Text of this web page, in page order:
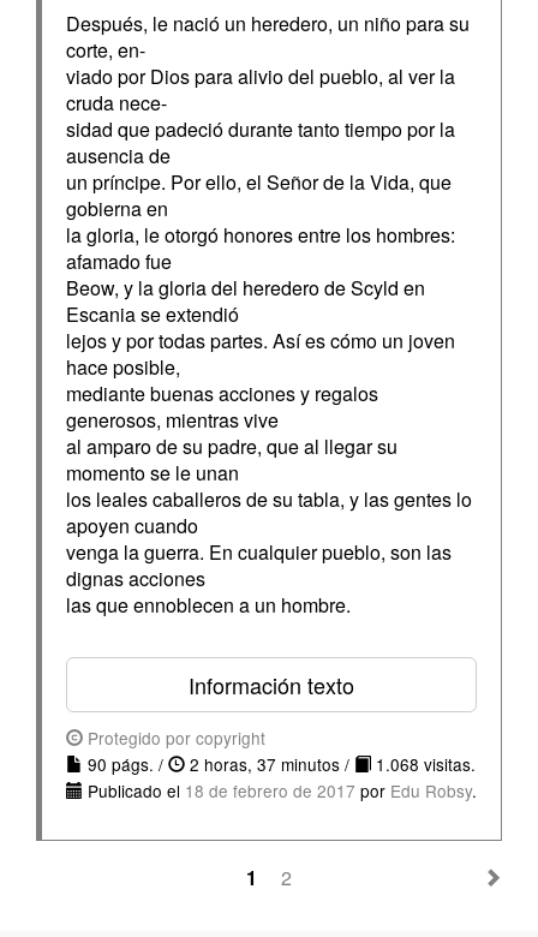
Después, le nació un heredero, un niño para su
corte, en-
viado por Dios para alivio del pueblo, al ver la
cruda nece-
sidad que padeció durante tanto tiempo por la
ausencia de
un príncipe. Por ello, el Señor de la Vida, que
gobierna en
la gloria, le otorgó honores entre los hombres:
afamado fue
Beow, y la gloria del heredero de Scyld en
Escania se extendió
lejos y por todas partes. Así es cómo un joven
hace posible,
mediante buenas acciones y regalos
generosos, mientras vive
al amparo de su padre, que al llegar su
momento se le unan
los leales caballeros de su tabla, y las gentes lo
apoyen cuando
venga la guerra. En cualquier pueblo, son las
dignas acciones
las que ennoblecen a un hombre.
Información texto
Protegido por copyright
90 págs. /
2 horas, 37 minutos /
1.068 visitas.
Publicado el 18 de febrero de 2017 por Edu Robsy.
1 2